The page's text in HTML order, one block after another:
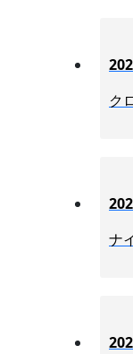
ナ